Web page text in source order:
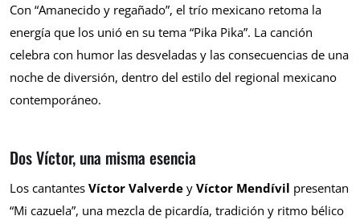
Con “Amanecido y regañado”, el trío mexicano retoma la
energía que los unió en su tema “Pika Pika”. La canción
celebra con humor las desveladas y las consecuencias de una
noche de diversión, dentro del estilo del regional mexicano
contemporáneo.
Dos Víctor, una misma esencia
Los cantantes Víctor Valverde y Víctor Mendívil presentan
“Mi cazuela”, una mezcla de picardía, tradición y ritmo bélico